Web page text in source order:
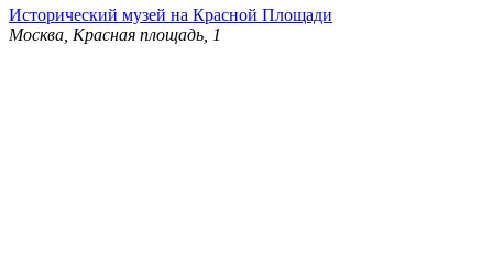
Исторический музей на Красной Площади
Москва, Красная площадь, 1